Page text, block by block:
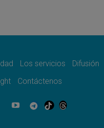
Genazzano
Apostólico de Calapán
Los servicios
Difusión
Contáctenos